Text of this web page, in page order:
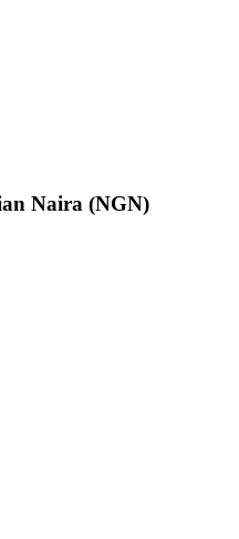
Naira (NGN)